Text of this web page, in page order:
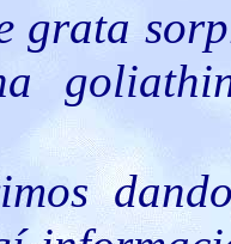
grata